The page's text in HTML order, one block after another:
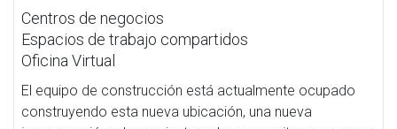
Centros de negocios
Espacios de trabajo compartidos
Oficina Virtual
El equipo de construcción está actualmente ocupado
construyendo esta nueva ubicación, una nueva